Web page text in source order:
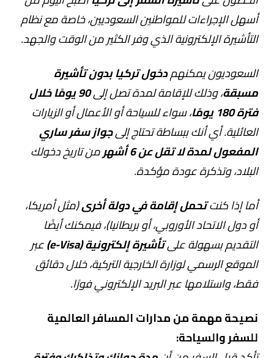
أسهل الإجراءات للمواطنين السعوديين، خاصة مع نظام
التأشيرة الإلكترونية الذي وفر الكثير من الوقت والجهد.
السعوديون يمكنهمدخول تركيا بدون تأشيرة
مسبقة، وذلك للإقامة لمدة تصل إلى
90 يومًا خلال
فترة 180 يومًا
، سواء للسياحة أو الأعمال أو الزيارات
العائلية. أي أنك ببساطة تحتاج إلىجواز سفر ساري
المفعول لمدة لا تقل عن 6 أشهر
من تاريخ دخولك
البلاد، وتذكرة عودة مؤكدة.
أما إذا كنتتحمل إقامة في دولة أخرى(مثل أمريكا،
أو دول الاتحاد الأوروبي، أو بريطانيا)، فيمكنك أيضًا
التقديم بسهولة علىتأشيرة إلكترونية (e-Visa)
عبر
الموقع الرسمي لوزارة الخارجية التركية، خلال دقائق
فقط، واستلامها عبر البريد الإلكتروني فورًا.
نصيحة مهمة من مدارات المسافر العالمية
للسفر والسياحة: